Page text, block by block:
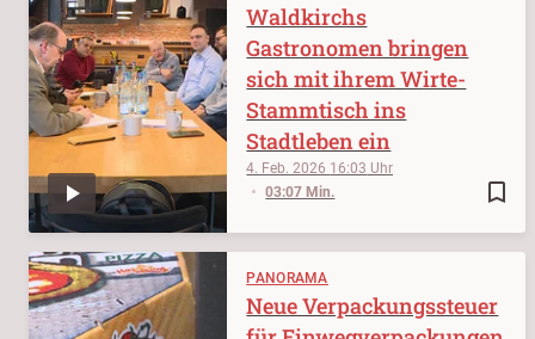
bookmark_border
4. Feb. 2026 16:03
03:07 Min.
Waldkirchs
Gastronomen bringen
sich mit ihrem Wirte-
Stammtisch ins
Stadtleben ein
PANORAMA
Neue Verpackungssteuer